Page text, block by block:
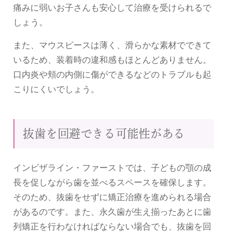
痛みに弱いお子さんも安心して治療を受けられるで
しょう。
また、マウスピースは薄く、滑らかな素材でできて
いるため、装着時の違和感もほとんどありません。
口内炎や頬の内側に傷ができるなどのトラブルも起
こりにくいでしょう。
抜歯を回避できる可能性がある
インビザライン・ファーストでは、子どもの顎の成
長を促しながら歯を並べるスペースを確保します。
そのため、抜歯をせずに矯正治療を進められる場合
があるのです。また、永久歯が生え揃ったあとに歯
列矯正を行わなければならない場合でも、抜歯を回